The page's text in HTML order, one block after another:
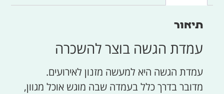
תיאור
עמדת הגשה בוצר להשכרה
עמדת הגשה היא למעשה מזנון לאירועים.
מדובר בדרך כלל בעמדה שבה מוגש אוכל מגוון,